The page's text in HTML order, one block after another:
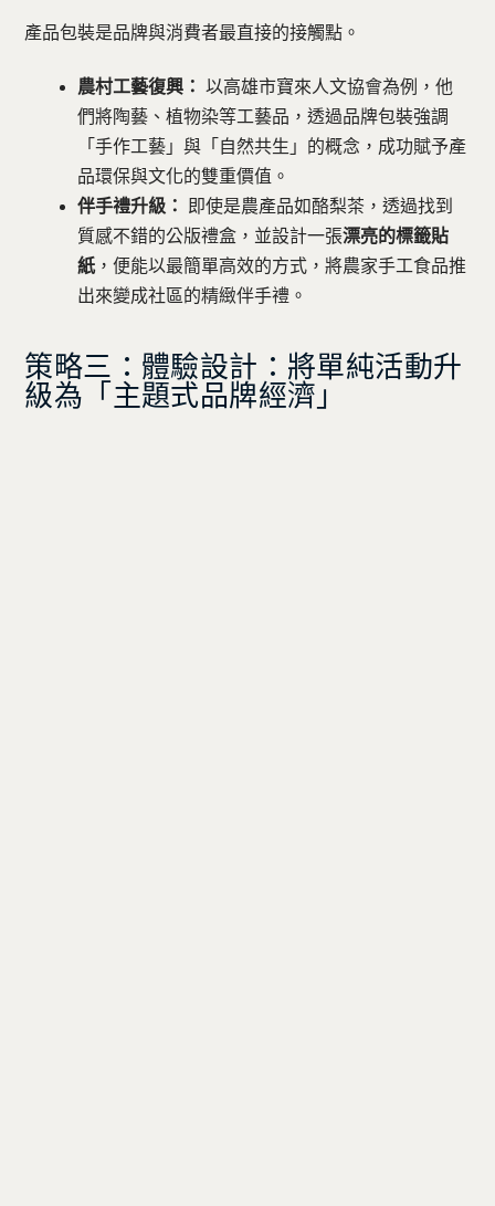
產品包裝是品牌與消費者最直接的接觸點。
農村工藝復興： 以高雄市寶來人文協會為例，他
們將陶藝、植物染等工藝品，透過品牌包裝強調
「手作工藝」與「自然共生」的概念，成功賦予產
品環保與文化的雙重價值。
伴手禮升級：
即使是農產品如酪梨茶，透過找到
質感不錯的公版禮盒，並設計一張漂亮的標籤貼
紙，便能以最簡單高效的方式，將農家手工食品推
出來變成社區的精緻伴手禮。
策略三：體驗設計：將單純活動升
級為「主題式品牌經濟」